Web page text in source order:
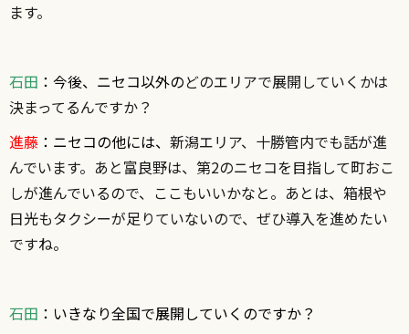
ます。
石田 ：今後、ニセコ以外のどのエリアで展開していくかは
決まってるんですか？
進藤 ：ニセコの他には、 新潟エリア、十勝管内でも話が進
んでいます。あと富良野は、第2のニセコを目指して町おこ
しが進んでいるので、ここもいいかなと。あとは、箱根や
日光もタクシーが足りていないので、ぜひ導入を進めたい
ですね。
石田 ：いきなり全国で展開していくのですか？